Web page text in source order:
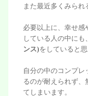
また最近多くみられ
必要以上に、幸せ感
している人の中にも
ンス)をしていると
自分の中のコンプ
るのが耐えられず
てしまいます。